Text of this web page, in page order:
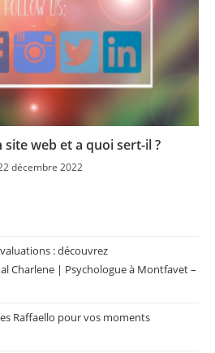
site web et a quoi sert-il ?
décembre 2022
: découvrez
Charlene | Psychologue à Montfavet –
Raffaello pour vos moments